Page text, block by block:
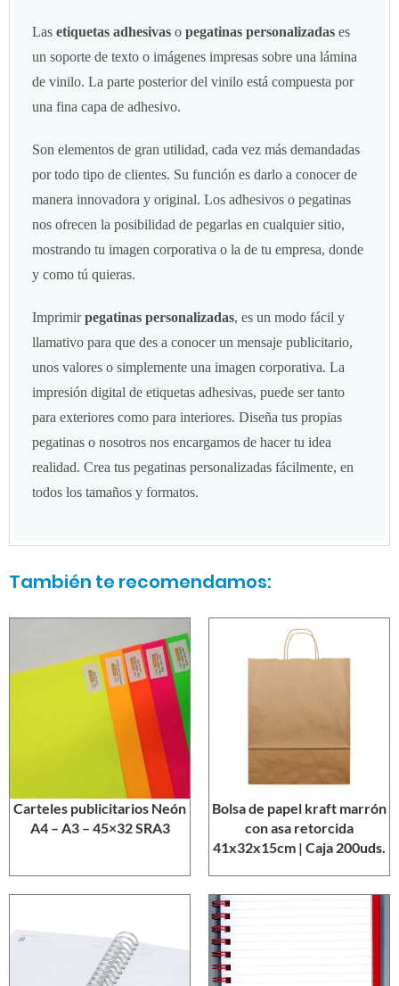
Las etiquetas adhesivas o pegatinas personalizadas es
un soporte de texto o imágenes impresas sobre una lámina
de vinilo. La parte posterior del vinilo está compuesta por
una fina capa de adhesivo.
Son elementos de gran utilidad, cada vez más demandadas
por todo tipo de clientes. Su función es darlo a conocer de
manera innovadora y original. Los adhesivos o pegatinas
nos ofrecen la posibilidad de pegarlas en cualquier sitio,
mostrando tu imagen corporativa o la de tu empresa, donde
y como tú quieras.
Imprimirpegatinas personalizadas, es un modo fácil y
llamativo para que des a conocer un mensaje publicitario,
unos valores o simplemente una imagen corporativa. La
impresión digital de etiquetas adhesivas, puede ser tanto
para exteriores como para interiores. Diseña tus propias
pegatinas o nosotros nos encargamos de hacer tu idea
realidad. Crea tus pegatinas personalizadas fácilmente, en
todos los tamaños y formatos.
También te recomendamos:
Carteles publicitarios Neón
A4 – A3 – 45×32 SRA3
Bolsa de papel kraft marrón
con asa retorcida
41x32x15cm | Caja 200uds.